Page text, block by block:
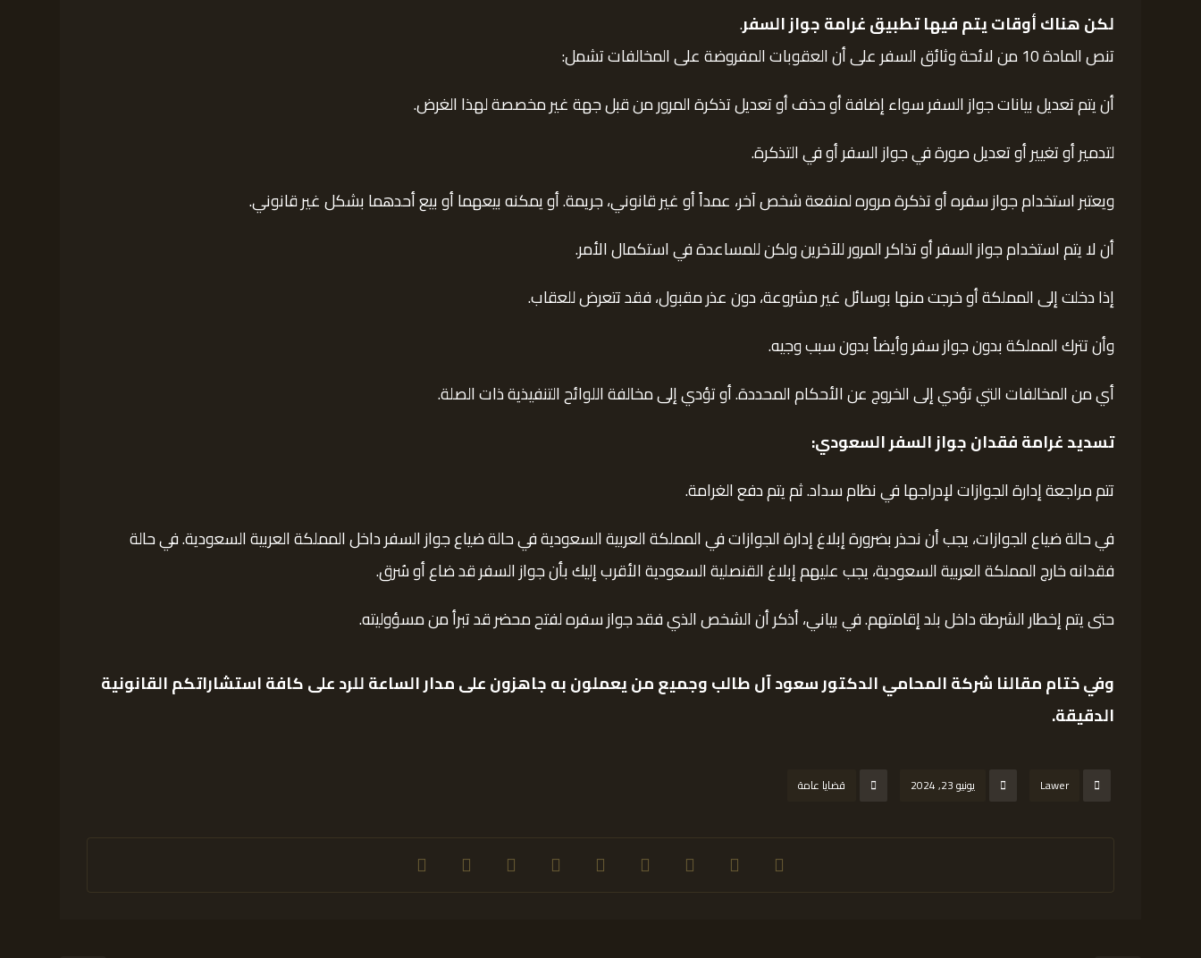
لكن هناك أوقات يتم فيها تطبيق غرامة جواز السفر.
تنص المادة 10 من لائحة وثائق السفر على أن العقوبات المفروضة على المخالفات تشمل:
أن يتم تعديل بيانات جواز السفر سواء إضافة أو حذف أو تعديل تذكرة المرور من قبل جهة غير مخصصة لهذا الغرض.
لتدمير أو تغيير أو تعديل صورة في جواز السفر أو في التذكرة.
ويعتبر استخدام جواز سفره أو تذكرة مروره لمنفعة شخص آخر، عمداً أو غير قانوني، جريمة. أو يمكنه بيعهما أو بيع أحدهما بشكل غير قانوني.
أن لا يتم استخدام جواز السفر أو تذاكر المرور للآخرين ولكن للمساعدة في استكمال الأمر.
إذا دخلت إلى المملكة أو خرجت منها بوسائل غير مشروعة، دون عذر مقبول، فقد تتعرض للعقاب.
وأن تترك المملكة بدون جواز سفر وأيضاً بدون سبب وجيه.
أي من المخالفات التي تؤدي إلى الخروج عن الأحكام المحددة. أو تؤدي إلى مخالفة اللوائح التنفيذية ذات الصلة.
تسديد غرامة فقدان جواز السفر السعودي:
تتم مراجعة إدارة الجوازات لإدراجها في نظام سداد. ثم يتم دفع الغرامة.
في حالة ضياع الجوازات، يجب أن نحذر بضرورة إبلاغ إدارة الجوازات في المملكة العربية السعودية في حالة ضياع جواز السفر داخل المملكة العربية السعودية. في حالة
فقدانه خارج المملكة العربية السعودية، يجب عليهم إبلاغ القنصلية السعودية الأقرب إليك بأن جواز السفر قد ضاع أو سُرق.
حتى يتم إخطار الشرطة داخل بلد إقامتهم. في بياني، أذكر أن الشخص الذي فقد جواز سفره لفتح محضر قد تبرأ من مسؤوليته.
وفي ختام مقالنا شركة المحامي الدكتور سعود آل طالب وجميع من يعملون به جاهزون على مدار الساعة للرد على كافة استشاراتكم القانونية
الدقيقة.
Lawer يونيو 23, 2024 قضايا عامة